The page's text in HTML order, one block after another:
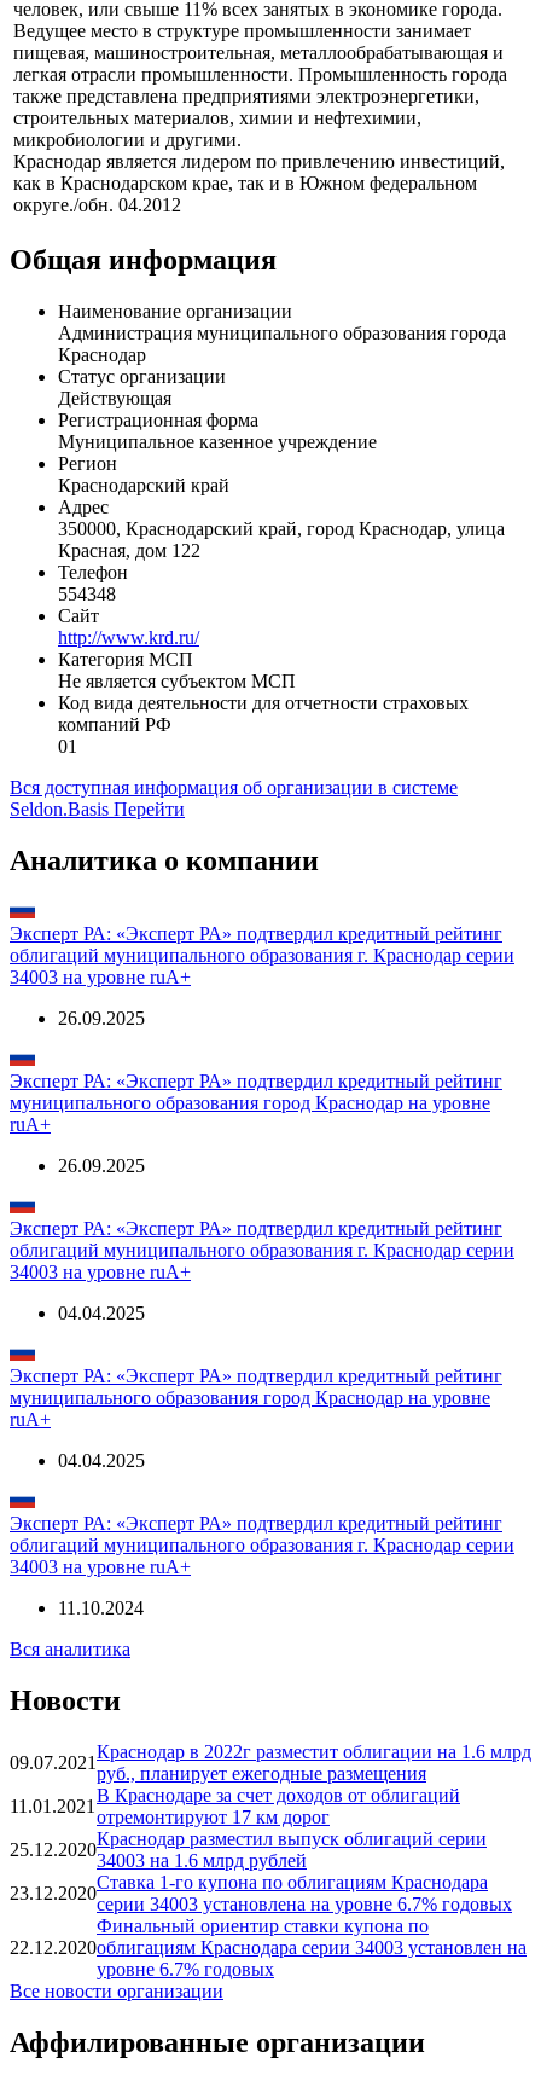
человек, или свыше 11% всех занятых в экономике города.
Ведущее место в структуре промышленности занимает
пищевая, машиностроительная, металлообрабатывающая и
легкая отрасли промышленности. Промышленность города
также представлена предприятиями электроэнергетики,
строительных материалов, химии и нефтехимии,
микробиологии и другими.
Краснодар является лидером по привлечению инвестиций,
как в Краснодарском крае, так и в Южном федеральном
округе./обн. 04.2012
Общая информация
Наименование организации
Администрация муниципального образования города
Краснодар
Статус организации
Действующая
Регистрационная форма
Муниципальное казенное учреждение
Регион
Краснодарский край
Адрес
350000, Краснодарский край, город Краснодар, улица
Красная, дом 122
Телефон
554348
Сайт
http://www.krd.ru/
Категория МСП
Не является субъектом МСП
Код вида деятельности для отчетности страховых
компаний РФ
01
Вся доступная информация об организации в системе
Seldon.Basis Перейти
Аналитика о компании
Эксперт РА: «Эксперт РА» подтвердил кредитный рейтинг
облигаций муниципального образования г. Краснодар серии
34003 на уровне ruА+
26.09.2025
Эксперт РА: «Эксперт РА» подтвердил кредитный рейтинг
муниципального образования город Краснодар на уровне
ruА+
26.09.2025
Эксперт РА: «Эксперт РА» подтвердил кредитный рейтинг
облигаций муниципального образования г. Краснодар серии
34003 на уровне ruА+
04.04.2025
Эксперт РА: «Эксперт РА» подтвердил кредитный рейтинг
муниципального образования город Краснодар на уровне
ruА+
04.04.2025
Эксперт РА: «Эксперт РА» подтвердил кредитный рейтинг
облигаций муниципального образования г. Краснодар серии
34003 на уровне ruА+
11.10.2024
Вся аналитика
Новости
09.07.2021
Краснодар в 2022г разместит облигации на 1.6 млрд
руб., планирует ежегодные размещения
11.01.2021
В Краснодаре за счет доходов от облигаций
отремонтируют 17 км дорог
25.12.2020
Краснодар разместил выпуск облигаций серии
34003 на 1.6 млрд рублей
23.12.2020
Ставка 1-го купона по облигациям Краснодара
серии 34003 установлена на уровне 6.7% годовых
22.12.2020
Финальный ориентир ставки купона по
облигациям Краснодара серии 34003 установлен на
уровне 6.7% годовых
Все новости организации
Аффилированные организации